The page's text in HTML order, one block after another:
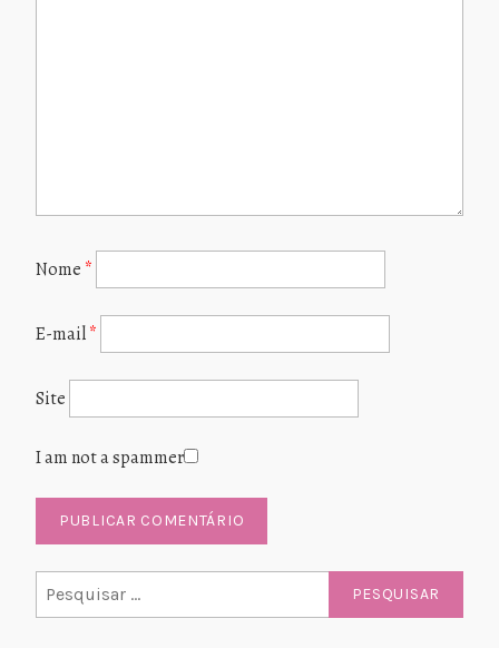
Nome *
E-mail*
Site
I am not a spammer
por: